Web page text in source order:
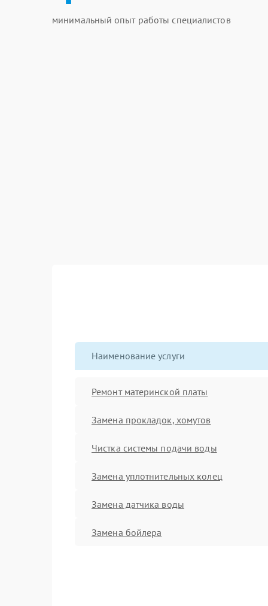
минимальный опыт работы специалистов
Наименование услуги
Ремонт материнской платы
Замена прокладок, хомутов
Чистка системы подачи воды
Замена уплотнительных колец
Замена датчика воды
Замена бойлера